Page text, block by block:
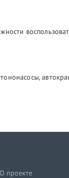
О проекте